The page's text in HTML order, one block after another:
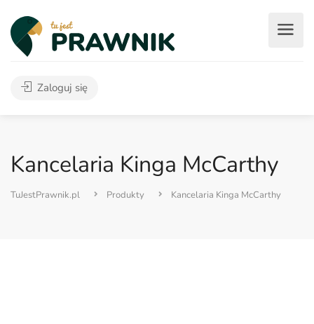
Zaloguj się
Kancelaria Kinga McCarthy
TuJestPrawnik.pl Produkty Kancelaria Kinga McCarthy